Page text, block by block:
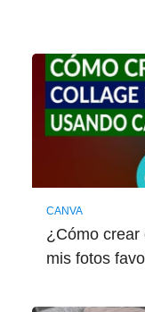
CANVA
¿Cómo crear
mis fotos